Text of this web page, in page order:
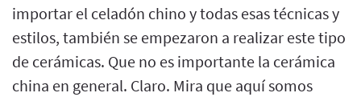
importar el celadón chino y todas esas técnicas y
estilos, también se empezaron a realizar este tipo
de cerámicas. Que no es importante la cerámica
china en general. Claro. Mira que aquí somos